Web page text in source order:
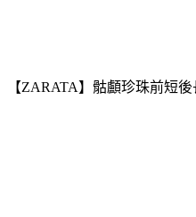
【ZARATA】骷顱珍珠前短